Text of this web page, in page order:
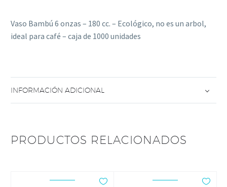
1000
unidades
Vaso Bambú 6 onzas – 180 cc. – Ecológico, no es un arbol,
ideal para café – caja de 1000 unidades
INFORMACIÓN ADICIONAL
PRODUCTOS RELACIONADOS